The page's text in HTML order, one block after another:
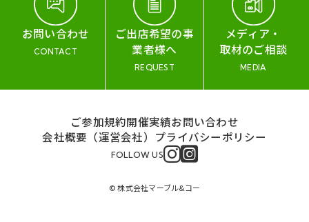
お問い合わせ
CONTACT
ご出店希望の事
業者様へ
REQUEST
メディア・
取材のご相談
MEDIA
ご参加規約開催実績お問い合わせ
会社概要（運営会社） プライバシーポリシー
FOLLOW US
© 株式会社マーブル&コー